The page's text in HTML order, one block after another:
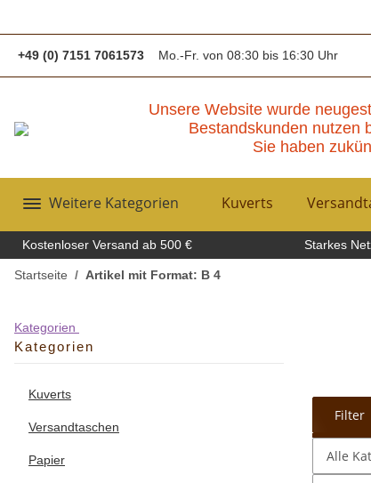
+49 (0) 7151 7061573 Mo.-Fr. von 08:30 bis 16:30 Uhr
Unsere Website wurde
Bestandskunden nutzen
Sie haben
Weitere Kategorien Kuverts
Kostenloser Versand ab 500 € Starkes
Startseite Artikel mit Format: B 4
Filter
Alle
Kategorien
Kategorien
Kuverts
Versandtaschen
Papier